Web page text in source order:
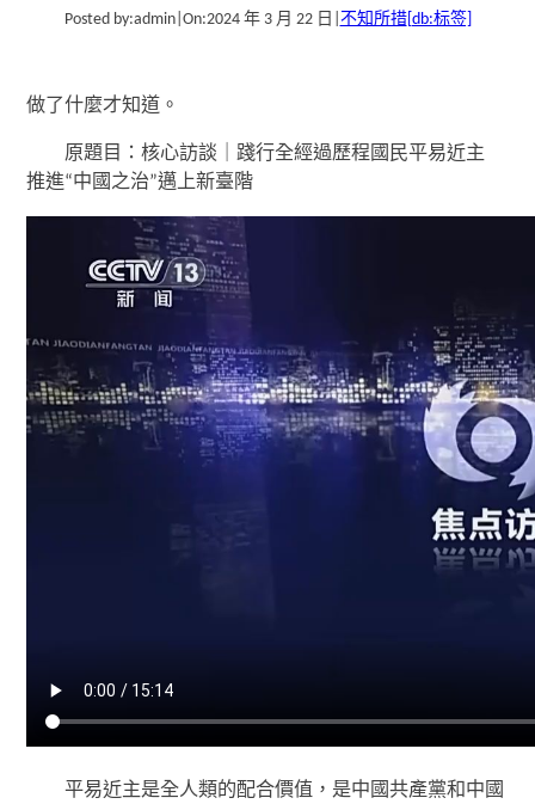
Posted by:admin| On:2024 年 3 月 22 日 不知所措[db:标签]
做了什麼才知道。
原題目：核心訪談｜踐行全經過歷程國民平易近主
推進“中國之治”邁上新臺階
平易近主是全人類的配合價值，是中國共產黨和中國